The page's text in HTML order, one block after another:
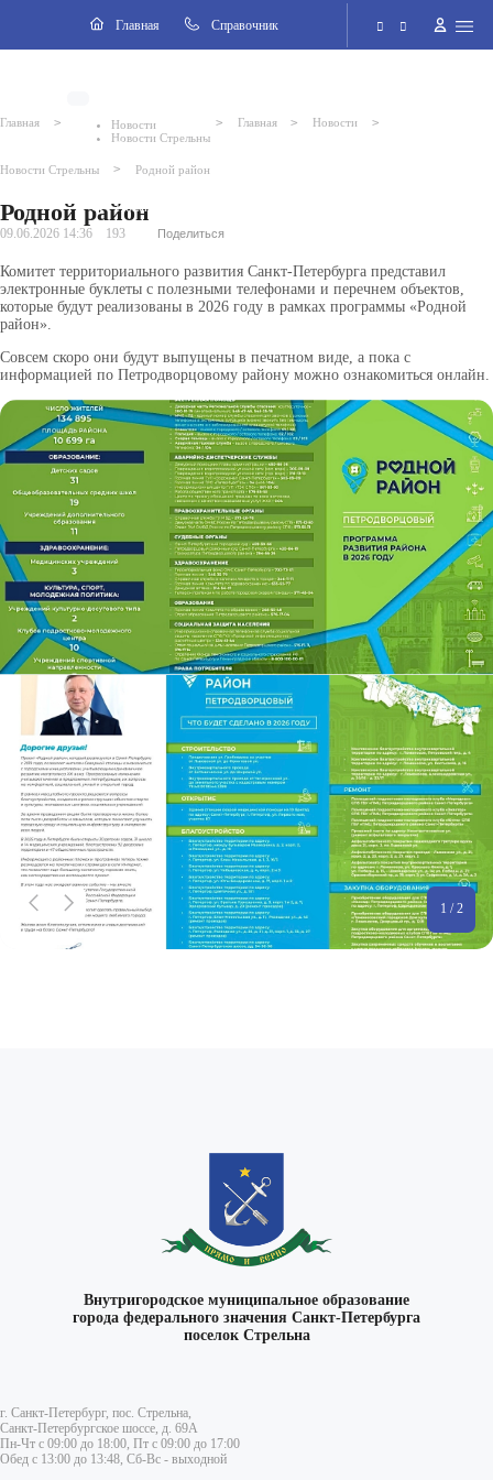
Главная Cправочник
Версия для слабовидящих
Поиск по сайту
Главная >
Новости
Новости Стрельны
> Главная > Новости >
Новости Стрельны > Родной район
Родной район
09.06.2026 14:36 193 Поделиться
Комитет территориального развития Санкт-Петербурга представил
электронные буклеты с полезными телефонами и перечнем объектов,
которые будут реализованы в 2026 году в рамках программы «Родной
район».
Совсем скоро они будут выпущены в печатном виде, а пока с
информацией по Петродворцовому району можно ознакомиться онлайн.
1 / 2
Внутригородское муниципальное образование
города федерального значения Санкт-Петербурга
поселок Стрельна
г. Санкт-Петербург, пос. Стрельна,
Санкт-Петербургское шоссе, д. 69А
Пн-Чт с 09:00 до 18:00, Пт с 09:00 до 17:00
Обед с 13:00 до 13:48, Сб-Вс - выходной